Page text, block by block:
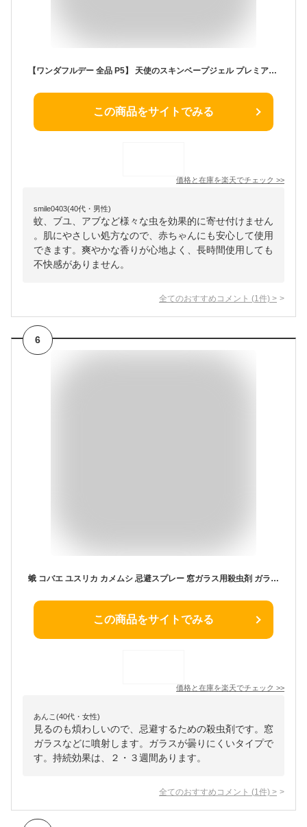
【ワンダフルデー 全品 P5】 天使のスキンベープジェル プレミアム NHKいないいないばあっ！ 50g 虫除けジェル 殺虫剤 虫よけ 虫除け ベビーソープの香り 虫 害虫 屋内 屋外 低刺激 アルコールフリー ベープ VAPE 防除用医薬部外品
この商品をサイトでみる
価格と在庫を楽天でチェック >>
smile0403(40代・男性)
蚊、ブユ、アブなど様々な虫を効果的に寄せ付けません
。肌にやさしい処方なので、赤ちゃんにも安心して使用
できます。爽やかな香りが心地よく、長時間使用しても
不快感がありません。
全てのおすすめコメント (1 件) >
6
蛾 コバエ ユスリカ カメムシ 忌避スプレー 窓ガラス用殺虫剤 ガラスクリア防虫剤 420ml
この商品をサイトでみる
価格と在庫を楽天でチェック >>
あんこ(40代・女性)
見るのも煩わしいので、忌避するための殺虫剤です。窓
ガラスなどに噴射します。ガラスが曇りにくいタイプで
す。持続効果は、２・３週間あります。
全てのおすすめコメント (1 件) >